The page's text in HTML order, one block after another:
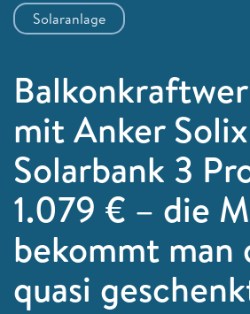
Solaranlage
mit Anker Solix
Solarbank 3
1.079 € – die
bekommt man
quasi